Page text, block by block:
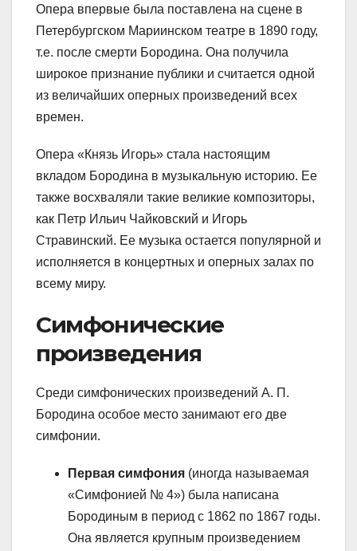
Опера впервые была поставлена на сцене в
Петербургском Мариинском театре в 1890 году,
т.е. после смерти Бородина. Она получила
широкое признание публики и считается одной
из величайших оперных произведений всех
времен.
Опера «Князь Игорь» стала настоящим
вкладом Бородина в музыкальную историю. Ее
также восхваляли такие великие композиторы,
как Петр Ильич Чайковский и Игорь
Стравинский. Ее музыка остается популярной и
исполняется в концертных и оперных залах по
всему миру.
Симфонические
произведения
Среди симфонических произведений А. П.
Бородина особое место занимают его две
симфонии.
Первая симфония (иногда называемая
«Симфонией № 4») была написана
Бородиным в период с 1862 по 1867 годы.
Она является крупным произведением